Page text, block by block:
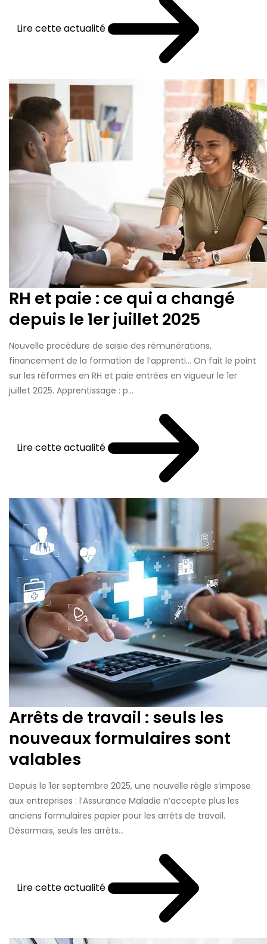
Lire cette actualité
RH et paie : ce qui a changé
depuis le 1er juillet 2025
Nouvelle procédure de saisie des rémunérations,
financement de la formation de l’apprenti… On fait le point
sur les réformes en RH et paie entrées en vigueur le 1er
juillet 2025. Apprentissage : p...
Lire cette actualité
Arrêts de travail : seuls les
nouveaux formulaires sont
valables
Depuis le 1er septembre 2025, une nouvelle règle s’impose
aux entreprises : l’Assurance Maladie n’accepte plus les
anciens formulaires papier pour les arrêts de travail.
Désormais, seuls les arrêts...
Lire cette actualité